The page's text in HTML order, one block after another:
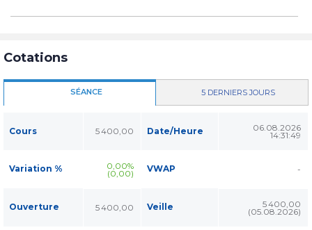
Cotations
SÉANCE 5 DERNIERS JOURS
Cours 5 400,00 Date/Heure 06.08.2026
14:31:49
Variation % 0,00%
(0,00) VWAP -
Ouverture 5 400,00 Veille 5 400,00
(05.08.2026)